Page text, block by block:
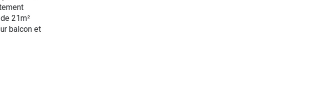
21m²
balcon et
1 et 6.
; DPE